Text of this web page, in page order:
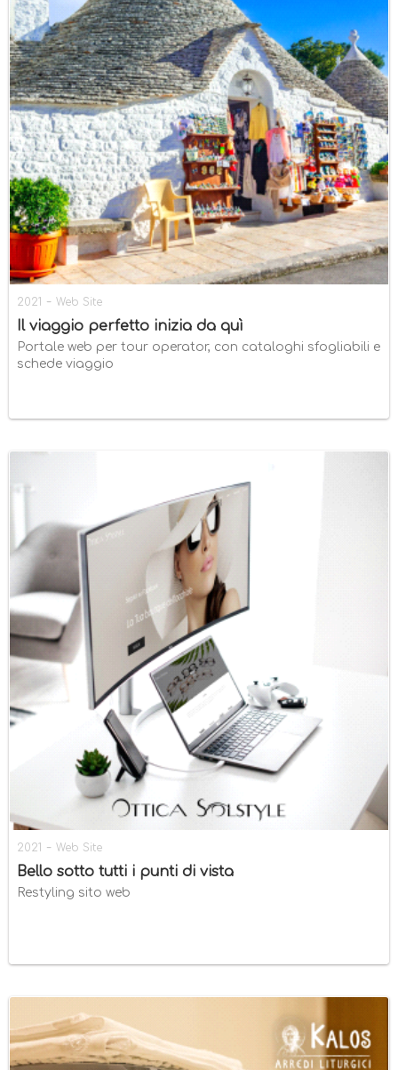
2021 - Web Site
Il viaggio perfetto inizia da quì
Portale web per tour operator, con cataloghi sfogliabili e
schede viaggio
2021 - Web Site
Bello sotto tutti i punti di vista
Restyling sito web